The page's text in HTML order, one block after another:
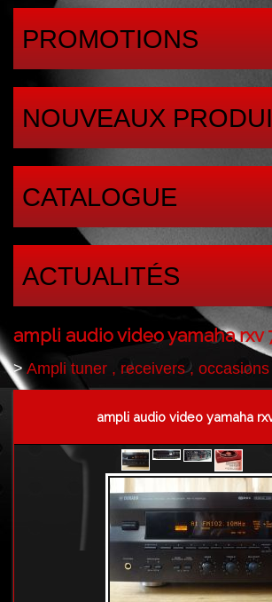
PROMOTIONS
NOUVEAUX
CATALOGUE
ACTUALITÉS
ampli audio video yamaha rxv
>Ampli tuner , receivers ,
ampli audio video yamaha